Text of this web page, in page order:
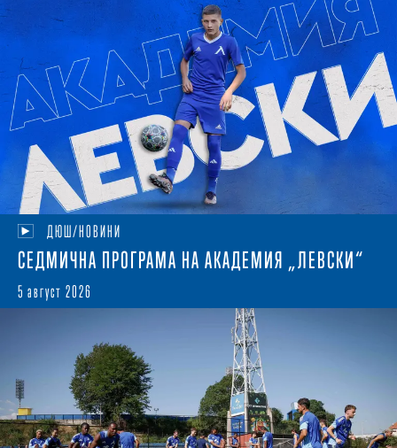
ДЮШ/НОВИНИ
СЕДМИЧНА ПРОГРАМА НА АКАДЕМИЯ „ЛЕВСКИ“
5 август 2026